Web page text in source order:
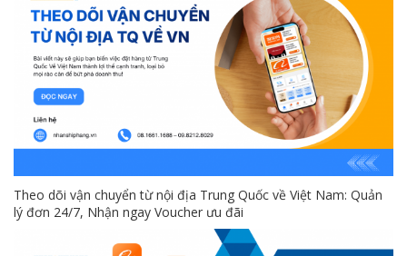
Theo dõi vận chuyển từ nội địa Trung Quốc về Việt Nam: Quản
lý đơn 24/7, Nhận ngay Voucher ưu đãi